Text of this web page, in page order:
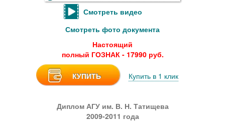
Смотреть видео
Смотреть фото документа
Настоящий
полный ГОЗНАК - 17990 руб.
КУПИТЬ Купить в 1 клик
Диплом АГУ им. В. Н. Татищева
2009-2011 года